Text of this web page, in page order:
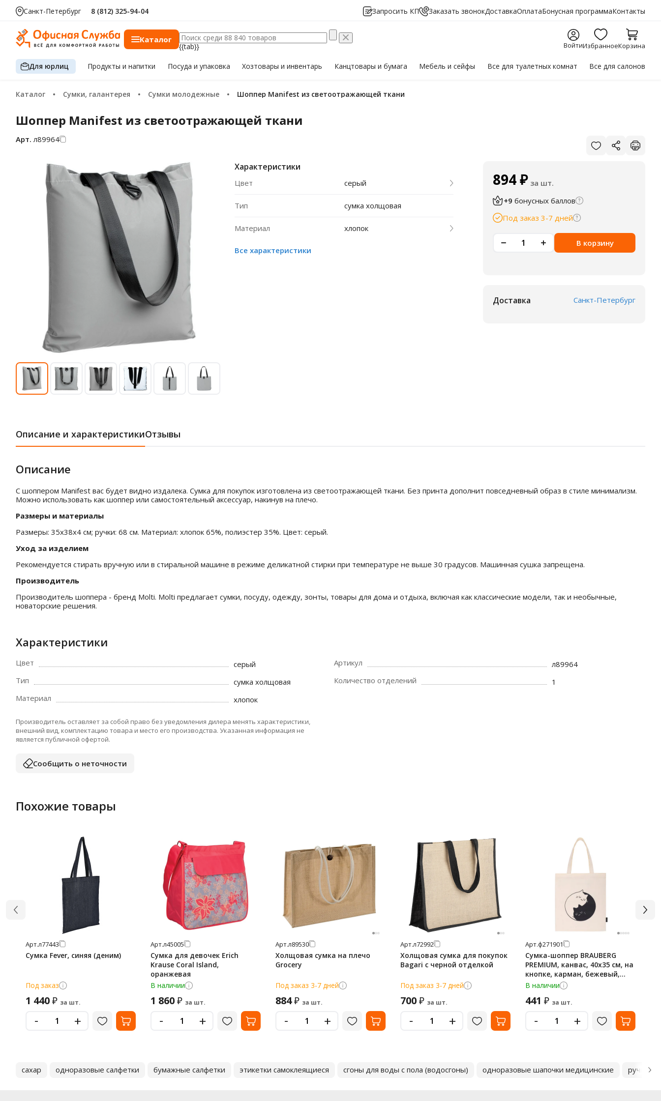
Санкт-Петербург 8 (812) 325-94-04 Запросить КП Заказать звонокДоставкаОплатаБонусная программаКонтакты
Каталог
{{tab}} ВойтиИзбранноеКорзина
Для юрлиц Продуктыи напитки Посуда и упаковка Хозтоварыи инвентарь Канцтовары и бумага Мебельи сейфы Все для туалетных комнат Все для салонов
Каталог Сумки, галантерея Сумки молодежные Шоппер Manifest из светоотражающей ткани
Шоппер Manifest из светоотражающей ткани
Арт. л89964
Характеристики
Цвет серый
Тип сумка холщовая
Материал хлопок
Все характеристики
894₽ за шт.
+9 бонусных баллов
Под заказ 3-7 дней
В корзину
Доставка Санкт-Петербург
Описание и характеристикиОтзывы
Описание
С шоппером Manifest вас будет видно издалека. Сумка для покупок изготовлена из светоотражающей ткани. Без принта дополнит повседневный образ в стиле минимализм.
Можно использовать как шоппер или самостоятельный аксессуар, накинув на плечо.
Размеры и материалы
Размеры: 35x38x4 см; ручки: 68 см. Материал: хлопок 65%, полиэстер 35%. Цвет: серый.
Уход за изделием
Рекомендуется стирать вручную или в стиральной машине в режиме деликатной стирки при температуре не выше 30 градусов. Машинная сушка запрещена.
Производитель
Производитель шоппера - бренд Molti. Molti предлагает сумки, посуду, одежду, зонты, товары для дома и отдыха, включая как классические модели, так и необычные,
новаторские решения.
Характеристики
Цвет
серый
Тип
сумка холщовая
Материал
хлопок
Артикул
л89964
Количество отделений
1
Производитель оставляет за собой право без уведомления дилера менять характеристики,
внешний вид, комплектацию товара и место его производства. Указанная информация не
является публичной офертой.
Сообщить о неточности
Похожие товары
Арт.л77443
Сумка Fever, синяя (деним)
Под заказ
1 440₽ за шт.
- +
Арт.л45005
Сумка для девочек Erich
Krause Coral Island,
оранжевая
В наличии
1 860₽ за шт.
- +
Арт.л89530
Холщовая сумка на плечо
Grocery
Под заказ 3-7 дней
884₽ за шт.
- +
Арт.л72992
Холщовая сумка для покупок
Bagari с черной отделкой
Под заказ 3-7 дней
700₽ за шт.
- +
Арт.ф271901
Сумка-шоппер BRAUBERG
PREMIUM, канвас, 40х35 см, на
кнопке, карман, бежевый,
'Yin-yang', 271901
В наличии
441 ₽ за шт.
- +
сахар одноразовые салфетки бумажные салфетки этикетки самоклеящиеся сгоны для воды с пола (водосгоны) одноразовые шапочки медицинские ручки